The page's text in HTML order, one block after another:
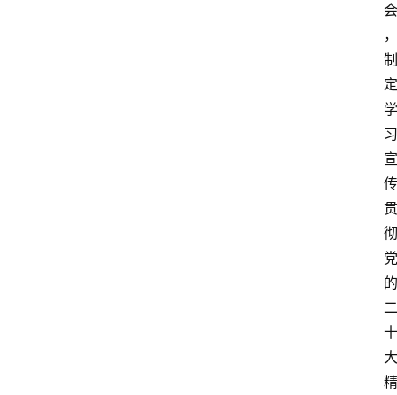
会
，
制
定
学
习
宣
传
贯
彻
党
的
二
十
大
精